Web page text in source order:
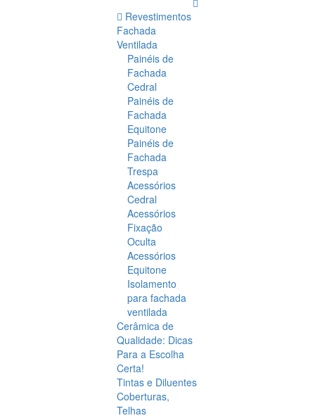
Revestimentos
Fachada
Ventilada
Painéis de
Fachada
Cedral
Painéis de
Fachada
Equitone
Painéis de
Fachada
Trespa
Acessórios
Cedral
Acessórios
Fixação
Oculta
Acessórios
Equitone
Isolamento
para fachada
ventilada
Cerâmica de
Qualidade: Dicas
Para a Escolha
Certa!
Tintas e Diluentes
Coberturas,
Telhas